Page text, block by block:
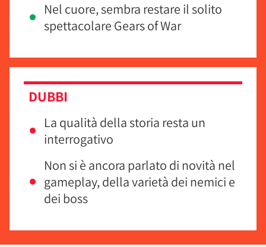
Nel cuore, sembra restare il solito
spettacolare Gears of War
DUBBI
La qualità della storia resta un
interrogativo
Non si è ancora parlato di novità nel
gameplay, della varietà dei nemici e
dei boss